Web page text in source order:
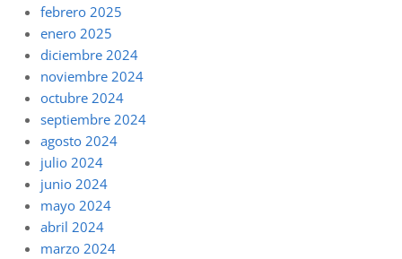
febrero 2025
enero 2025
diciembre 2024
noviembre 2024
octubre 2024
septiembre 2024
agosto 2024
julio 2024
junio 2024
mayo 2024
abril 2024
marzo 2024